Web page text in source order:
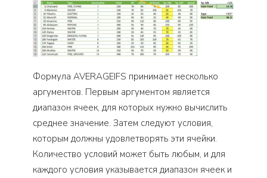
Формула AVERAGEIFS принимает несколько
аргументов. Первым аргументом является
диапазон ячеек, для которых нужно вычислить
среднее значение. Затем следуют условия,
которым должны удовлетворять эти ячейки.
Количество условий может быть любым, и для
каждого условия указывается диапазон ячеек и